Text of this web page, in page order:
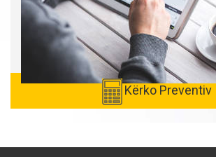
Kërko Preventiv